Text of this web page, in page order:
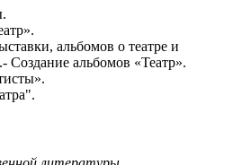
альбомов о театре и
Создание альбомов «Театр».